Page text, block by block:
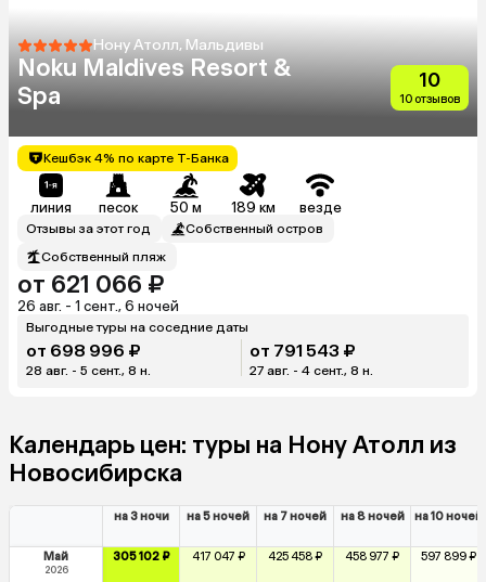
Нону Атолл, Мальдивы
Noku Maldives Resort &
Spa
10
10 отзывов
Кешбэк 4% по карте Т-Банка
линия песок 50 м 189 км везде
Отзывы за этот год
Собственный остров
Собственный пляж
от 621 066 ₽
26 авг. - 1 сент., 6 ночей
Выгодные туры на соседние даты
от 698 996 ₽
28 авг. - 5 сент., 8 н.
от 791 543 ₽
27 авг. - 4 сент., 8 н.
Календарь цен: туры на Нону Атолл из
Новосибирска
на 3 ночи на 5 ночей на 7 ночей на 8 ночей на 10 ночей
Май
2026
305 102 ₽ 417 047 ₽ 425 458 ₽ 458 977 ₽ 597 899 ₽